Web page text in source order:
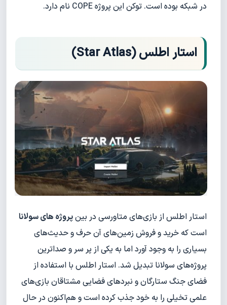
در شبکه بوده است. توکن این پروژه COPE نام دارد.
استار اطلس (Star Atlas)
استار اطلس از بازی‌های متاورسی در بینپروژه های سولانا
است که خرید و فروش زمین‌های آن حرف و حدیث‌های
بسیاری را به وجود آورد اما به یکی از پر سر و صداترین
پروژه‌های سولانا تبدیل شد. استار اطلس با استفاده از
فضای جنگ ستارگان و نبردهای فضایی مشتاقان بازی‌های
علمی تخیلی را به خود جذب کرده است و هم‌اکنون در حال